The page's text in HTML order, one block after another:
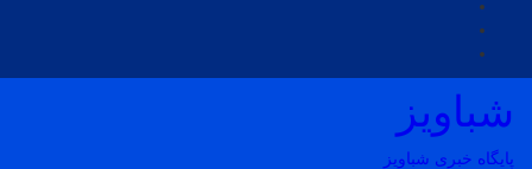
شباویز
پایگاه خبری شباویز